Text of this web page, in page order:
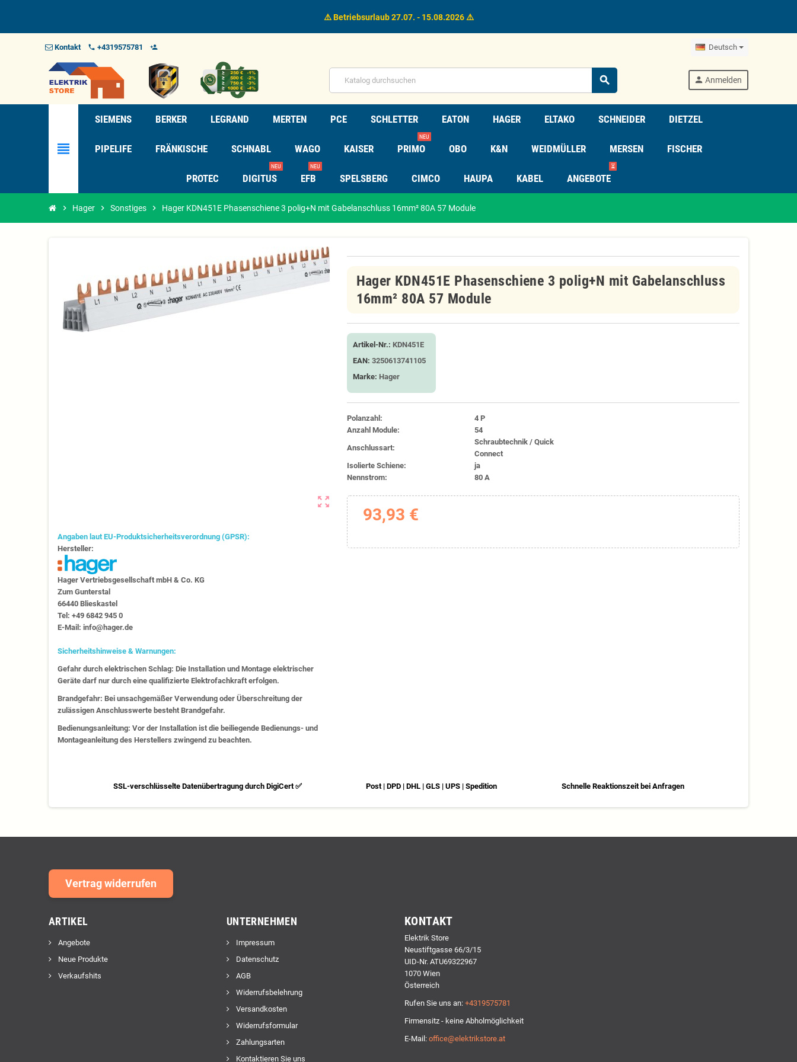
⚠️ Betriebsurlaub 27.07. - 15.08.2026 ⚠️
Kontakt phone +4319575781 person_add_alt_1 Deutsch
search person Anmelden
view_headline
SIEMENS BERKER LEGRAND MERTEN PCE SCHLETTER EATON HAGER ELTAKO SCHNEIDER DIETZEL
PIPELIFE FRÄNKISCHE SCHNABL WAGO KAISER PRIMO
NEU
OBO K&N WEIDMÜLLER MERSEN FISCHER
PROTEC DIGITUS
NEU
EFB
NEU
SPELSBERG CIMCO HAUPA KABEL ANGEBOTE
⏳
chevron_right Hager chevron_right Sonstiges chevron_right Hager KDN451E Phasenschiene 3 polig+N mit Gabelanschluss 16mm² 80A 57 Module
zoom_out_map
Angaben laut EU-Produktsicherheitsverordnung (GPSR):
Hersteller:
Hager Vertriebs­ge­sell­schaft mbH & Co. KG
Zum Gunter­stal
66440 Blies­kastel
Tel: +49 6842 945 0
E-Mail: info@hager.de
Sicherheitshinweise & Warnungen:
Gefahr durch elektrischen Schlag: Die Installation und Montage elektrischer
Geräte darf nur durch eine qualifizierte Elektrofachkraft erfolgen.
Brandgefahr: Bei unsachgemäßer Verwendung oder Überschreitung der
zulässigen Anschlusswerte besteht Brandgefahr.
Bedienungsanleitung: Vor der Installation ist die beiliegende Bedienungs- und
Montageanleitung des Herstellers zwingend zu beachten.
Hager KDN451E Phasenschiene 3 polig+N mit Gabelanschluss
16mm² 80A 57 Module
Artikel-Nr.: KDN451E
EAN: 3250613741105
Marke: Hager
Polanzahl:
4 P
Anzahl Module:
54
Anschlussart:
Schraubtechnik / Quick
Connect
Isolierte Schiene:
ja
Nennstrom:
80 A
93,93 €
SSL-verschlüsselte Datenübertragung durch DigiCert ✅ Post | DPD | DHL | GLS | UPS | Spedition Schnelle Reaktionszeit bei Anfragen
Vertrag widerrufen
ARTIKEL
Angebote
Neue Produkte
Verkaufshits
UNTERNEHMEN
Impressum
Datenschutz
AGB
Widerrufsbelehrung
Versandkosten
Widerrufsformular
Zahlungsarten
Kontaktieren Sie uns
KONTAKT
Elektrik Store
Neustiftgasse 66/3/15
UID-Nr. ATU69322967
1070 Wien
Österreich
Rufen Sie uns an: +4319575781
Firmensitz - keine Abholmöglichkeit
E-Mail: office@elektrikstore.at